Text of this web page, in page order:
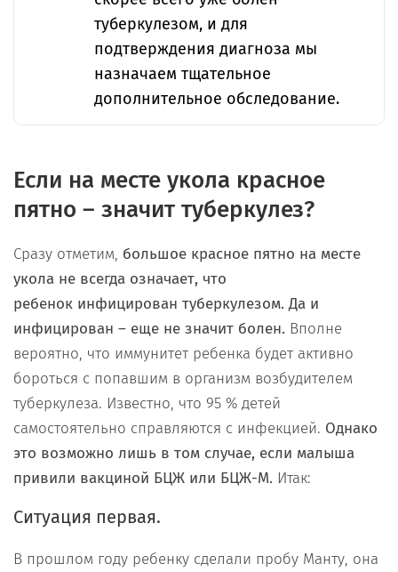
туберкулезом, и для
подтверждения диагноза мы
назначаем тщательное
дополнительное обследование.
Если на месте укола красное
пятно – значит туберкулез?
Сразу отметим, большое красное пятно на месте
укола не всегда означает, что
ребенок инфицирован туберкулезом. Да и
инфицирован – еще не значит болен. Вполне
вероятно, что иммунитет ребенка будет активно
бороться с попавшим в организм возбудителем
туберкулеза. Известно, что 95 % детей
самостоятельно справляются с инфекцией. Однако
это возможно лишь в том случае, если малыша
привили вакциной БЦЖ или БЦЖ-М. Итак:
Ситуация первая.
В прошлом году ребенку сделали пробу Манту, она